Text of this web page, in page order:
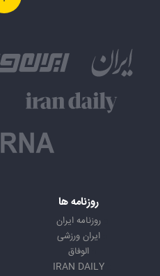
روزنامه ها
روزنامه ایران
ایران ورزشی
الوفاق
IRAN DAILY